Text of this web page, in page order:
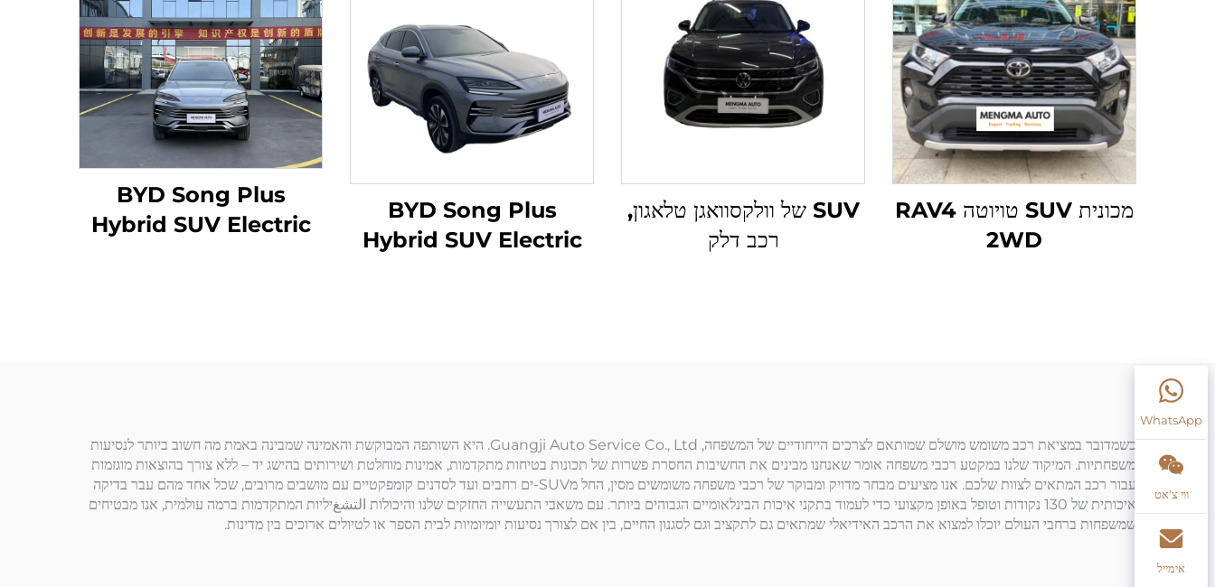
מכונית SUV טויוטה RAV4
2WD
SUV של וולקסוואגן טלאגון,
רכב דלק
BYD Song Plus
Hybrid SUV Electric
BYD Song Plus
Hybrid SUV Electric
כשמדובר במציאת רכב משומש מושלם שמותאם לצרכים הייחודיים של המשפחה, Guangji Auto Service Co., Ltd. היא השותפה המבוקשת והאמינה שמבינה באמת מה חשוב ביותר לנסיעות
משפחתיות. המיקוד שלנו במקטע רכבי משפחה אומר שאנחנו מבינים את החשיבות החסרת פשרות של תכונות בטיחות מתקדמות, אמינות מוחלטת ושירותים בהישג יד – ללא צורך בהוצאות מוגזמות
עבור רכב המתאים לצוות שלכם. אנו מציעים מבחר מדויק ומבוקר של רכבי משפחה משומשים מסין, החל מSUV-ים רחבים ועד לסדנים קומפקטיים עם מושבים מרובים, שכל אחד מהם עבר בדיקה
איכותית של 130 נקודות וטופל באופן מקצועי כדי לעמוד בתקני איכות הבינלאומיים הגבוהים ביותר. עם משאבי התעשייה החזקים שלנו והיכולות التشغיליות המתקדמות ברמה עולמית, אנו מבטיחים
שמשפחות ברחבי העולם יוכלו למצוא את הרכב האידיאלי שמתאים גם לתקציב וגם לסגנון החיים, בין אם לצורך נסיעות יומיומיות לבית הספר או לטיולים ארוכים בין מדינות.
WhatsApp
ווי צ'אט
אימייל